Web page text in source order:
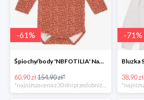
-61%
Śpiochy/body 'NBFOTILIA' Name It -62%
60.90 zł154.90 zł*
*najniższa cena z 30 dni przed obniżką
-71%
38.90 zł